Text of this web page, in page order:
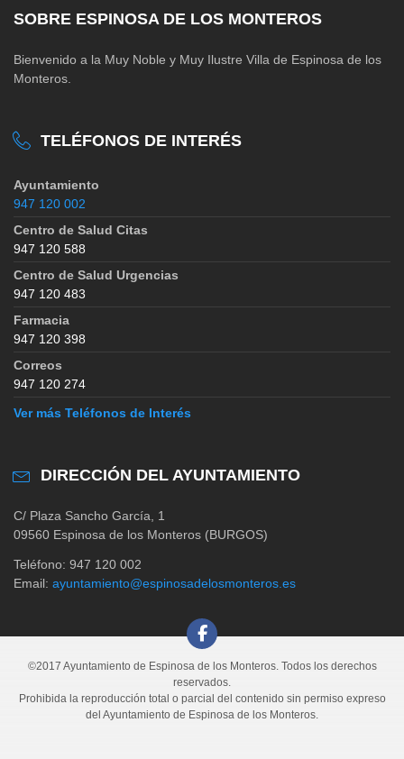
SOBRE ESPINOSA DE LOS MONTEROS
Bienvenido a la Muy Noble y Muy Ilustre Villa de Espinosa de los
Monteros.
TELÉFONOS DE INTERÉS
Ayuntamiento
947 120 002
Centro de Salud Citas
947 120 588
Centro de Salud Urgencias
947 120 483
Farmacia
947 120 398
Correos
947 120 274
Ver más Teléfonos de Interés
DIRECCIÓN DEL AYUNTAMIENTO
C/ Plaza Sancho García, 1
09560 Espinosa de los Monteros (BURGOS)
Teléfono: 947 120 002
Email: ayuntamiento@espinosadelosmonteros.es
©2017 Ayuntamiento de Espinosa de los Monteros. Todos los derechos
reservados.
Prohibida la reproducción total o parcial del contenido sin permiso expreso
del Ayuntamiento de Espinosa de los Monteros.